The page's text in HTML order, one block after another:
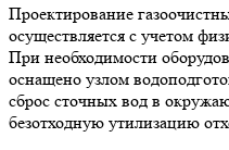
Проектирование
осуществляется с учетом
При необходимости
оснащено узлом
сброс сточных вод в
безотходную утилизацию